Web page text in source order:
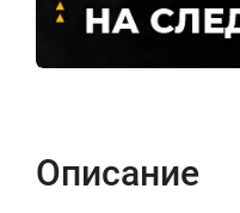
Описание